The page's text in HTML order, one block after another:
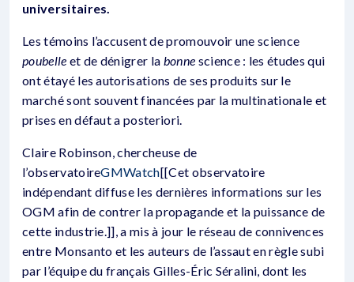
universitaires.
Les témoins l’accusent de promouvoir une science
poubelle et de dénigrer la bonne science : les études qui
ont étayé les autorisations de ses produits sur le
marché sont souvent financées par la multinationale et
prises en défaut a posteriori.
Claire Robinson, chercheuse de
l’observatoireGMWatch[[Cet observatoire
indépendant diffuse les dernières informations sur les
OGM afin de contrer la propagande et la puissance de
cette industrie.]], a mis à jour le réseau de connivences
entre Monsanto et les auteurs de l’assaut en règle subi
par l’équipe du français Gilles-Éric Séralini, dont les